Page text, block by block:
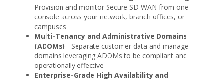
Provision and monitor Secure SD-WAN from one
console across your network, branch offices, or
campuses
Multi-Tenancy and Administrative Domains
(ADOMs) - Separate customer data and manage
domains leveraging ADOMs to be compliant and
operationally effective
Enterprise-Grade High Availability and